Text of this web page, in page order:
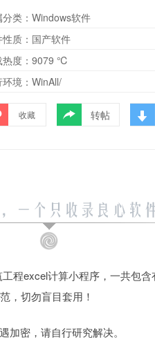
类： Windows软件
质： 国产软件
度： 9079 ℃
境： WinAll/
收藏 转帖
程excel计算小程序，一共包
，切勿盲目套用！
加密，请自行研究解决。